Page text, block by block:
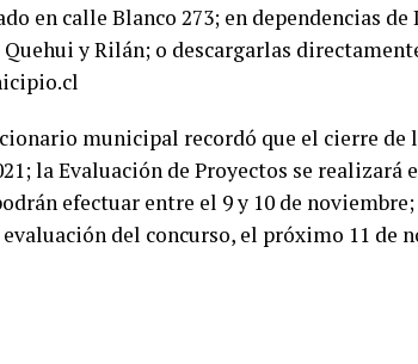
en calle Blanco 273; en dependencias
Quehui y Rilán; o descargarlas
municipal recordó que el cierre de
la Evaluación de Proyectos se realizará
efectuar entre el 9 y 10 de
del concurso, el próximo 11 de